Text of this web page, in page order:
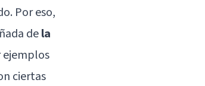
Por eso,
dela
ejemplos
ciertas